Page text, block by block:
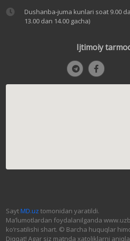
Dushanba-juma kunlari soat 9.00
13.00 dan 14.00 gacha)
Ijtimoiy
SaytMD.uz tomonidan yaratildi.
Ma’lumotlardan foydalanilganda
ko‘rsatilishi shart. © Barcha huquqlar
Diqqat! Agar siz matnda xatoliklarni